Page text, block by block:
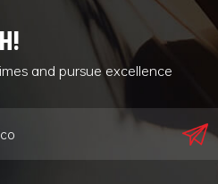
and pursue excellence